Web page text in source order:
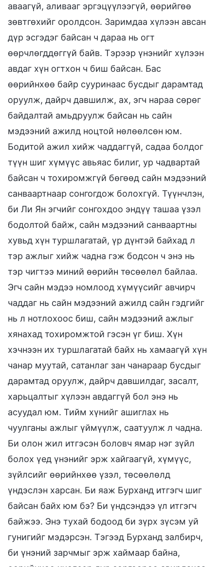
аваагүй, аливааг эргэцүүлээгүй, өөрийгөө
зөвтгөхийг оролдсон. Заримдаа хүлээн авсан
дүр эсгэдэг байсан ч дараа нь огт
өөрчлөгддөггүй байв. Тэрээр үнэнийг хүлээн
авдаг хүн огтхон ч биш байсан. Бас
өөрийнхөө байр сууринаас бусдыг дарамтад
оруулж, дайрч давшилж, ах, эгч нараа сөрөг
байдалтай амьдруулж байсан нь сайн
мэдээний ажилд ноцтой нөлөөлсөн юм.
Бодитой ажил хийж чаддаггүй, садаа болдог
түүн шиг хүмүүс авьяас билиг, ур чадвартай
байсан ч тохиромжгүй бөгөөд сайн мэдээний
санваартнаар сонгогдож болохгүй. Түүнчлэн,
би Ли Ян эгчийг сонгохдоо эндүү ташаа үзэл
бодолтой байж, сайн мэдээний санваартны
хувьд хүн туршлагатай, үр дүнтэй байхад л
тэр ажлыг хийж чадна гэж бодсон ч энэ нь
тэр чигтээ миний өөрийн төсөөлөл байлаа.
Эгч сайн мэдээ номлоод хүмүүсийг авчирч
чаддаг нь сайн мэдээний ажилд сайн гэдгийг
нь л нотлохоос биш, сайн мэдээний ажлыг
хянахад тохиромжтой гэсэн үг биш. Хүн
хэчнээн их туршлагатай байх нь хамаагүй хүн
чанар муутай, сатанлаг зан чанараар бусдыг
дарамтад оруулж, дайрч давшилдаг, засалт,
харьцалтыг хүлээн авдаггүй бол энэ нь
асуудал юм. Тийм хүнийг ашиглах нь
чуулганы ажлыг үймүүлж, саатуулж л чадна.
Би олон жил итгэсэн боловч ямар нэг зүйл
болох үед үнэнийг эрж хайгаагүй, хүмүүс,
зүйлсийг өөрийнхөө үзэл, төсөөлөлд
үндэслэн харсан. Би яаж Бурханд итгэгч шиг
байсан байх юм бэ? Би үндсэндээ үл итгэгч
байжээ. Энэ тухай бодоод би зүрх зүсэм уй
гунигийг мэдэрсэн. Тэгээд Бурханд залбирч,
би үнэний зарчмыг эрж хаймаар байна,